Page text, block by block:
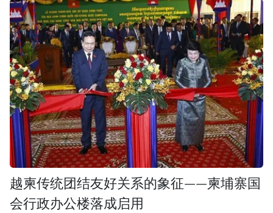
越柬传统团结友好关系的象征——柬埔寨国
会行政办公楼落成启用